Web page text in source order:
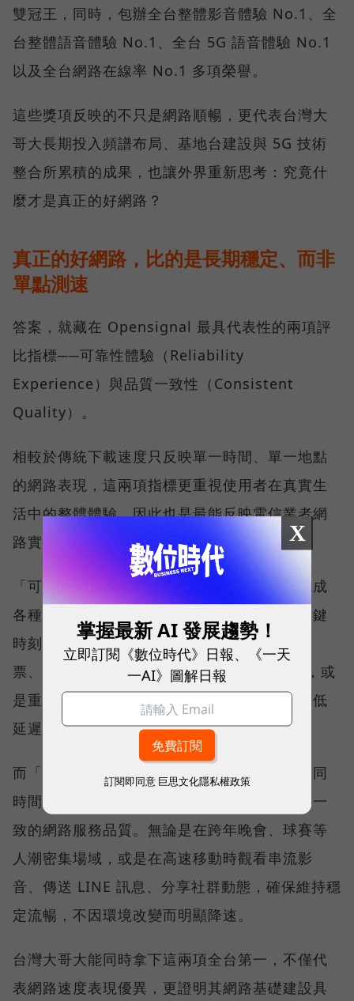
雙冠王，同時，包辦全台整體影音體驗 No.1、全
台整體語音體驗 No.1、全台 5G 語音體驗 No.1
以及全台網路在線率 No.1 多項榮譽。
這些獎項反映的不只是網路順暢，更代表台灣大
哥大長期投入頻譜布局、基地台建設與 5G 技術
整合所累積的成果，也讓外界重新思考：究竟什
麼才是真正的好網路？
真正的好網路，比的是長期穩定、而非
單點測速
答案，就藏在 Opensignal 最具代表性的兩項評
比指標──可靠性體驗（Reliability
Experience）與品質一致性（Consistent
Quality）。
相較於傳統下載速度只反映單一時間、單一地點
的網路表現，這兩項指標更重視使用者在真實生
活中的整體體驗，因此也是最能反映電信業者網
路實力、最難取得的獎項。
「可靠性體驗」衡量的是使用者是否能順利完成
各種數位應用，因此，考驗的是網路服務在關鍵
時刻不中斷的能力。例如，搶購熱門演唱會門
票、秒殺限量商品、超商結帳掃描 QR Code，或
是重要的線上會議，都需要網路能即時回應、低
延遲且持續運作。
而「品質一致性」則是衡量電信業者可否在不同
時間、不同地點、不同網路負載下，都能維持一
致的網路服務品質。無論是在跨年晚會、球賽等
人潮密集場域，或是在高速移動時觀看串流影
音、傳送 LINE 訊息、分享社群動態，確保維持穩
定流暢，不因環境改變而明顯降速。
台灣大哥大能同時拿下這兩項全台第一，不僅代
表網路速度表現優異，更證明其網路基礎建設具
X
掌握最新 AI 發展趨勢！
立即訂閱《數位時代》日報、《一天
一AI》圖解日報
訂閱即同意 巨思文化隱私權政策